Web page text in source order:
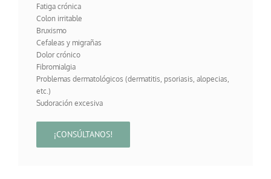
Fatiga crónica
Colon irritable
Bruxismo
Cefaleas y migrañas
Dolor crónico
Fibromialgia
Problemas dermatológicos (dermatitis, psoriasis, alopecias,
etc.)
Sudoración excesiva
¡CONSÚLTANOS!